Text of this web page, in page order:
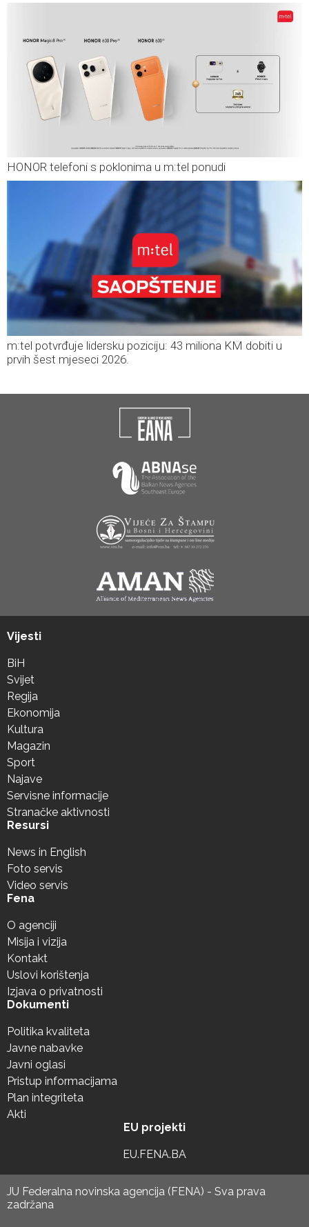
HONOR telefoni s poklonima u m:tel ponudi
m:tel potvrđuje lidersku poziciju: 43 miliona KM dobiti u
prvih šest mjeseci 2026.
Vijesti
BiH
Svijet
Regija
Ekonomija
Kultura
Magazin
Sport
Najave
Servisne informacije
Stranačke aktivnosti
Resursi
News in English
Foto servis
Video servis
Fena
O agenciji
Misija i vizija
Kontakt
Uslovi korištenja
Izjava o privatnosti
Dokumenti
Politika kvaliteta
Javne nabavke
Javni oglasi
Pristup informacijama
Plan integriteta
Akti
EU projekti
EU.FENA.BA
JU Federalna novinska agencija (FENA) - Sva prava
zadržana